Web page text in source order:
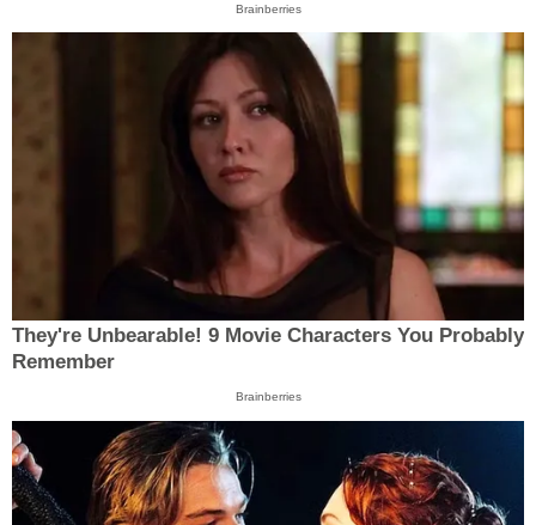
Brainberries
They're Unbearable! 9 Movie Characters You Probably
Remember
Brainberries